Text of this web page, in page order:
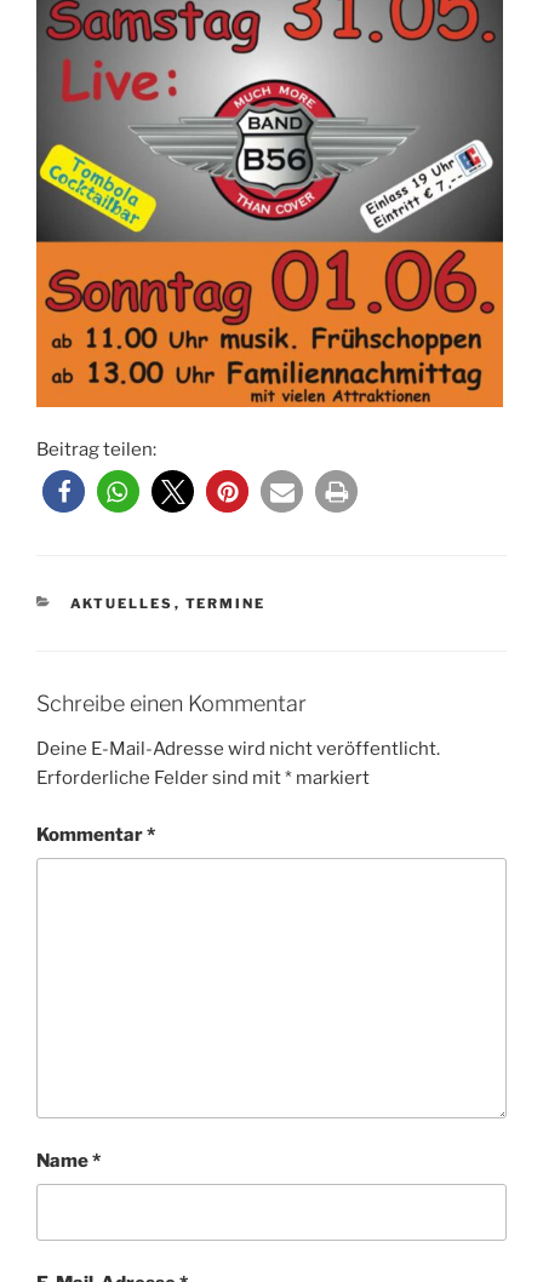
Beitrag teilen:
KATEGORIEN
AKTUELLES , TERMINE
Schreibe einen Kommentar
Deine E-Mail-Adresse wird nicht veröffentlicht.
Erforderliche Felder sind mit* markiert
Kommentar*
Name*